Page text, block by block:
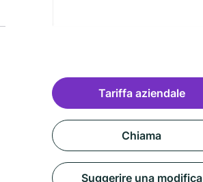
Tariffa aziendale
Chiama
Suggerire una modifica